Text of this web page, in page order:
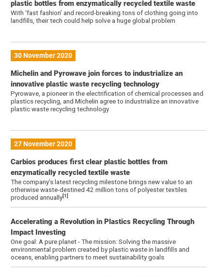
plastic bottles from enzymatically recycled textile waste
With ‘fast fashion’ and record-breaking tons of clothing going into
landfills, their tech could help solve a huge global problem
30 November 2020
Michelin and Pyrowave join forces to industrialize an
innovative plastic waste recycling technology
Pyrowave, a pioneer in the electrification of chemical processes and
plastics recycling, and Michelin agree to industrialize an innovative
plastic waste recycling technology
27 November 2020
Carbios produces first clear plastic bottles from
enzymatically recycled textile waste
The company’s latest recycling milestone brings new value to an
otherwise waste-destined 42 million tons of polyester textiles
produced annually[1]
Accelerating a Revolution in Plastics Recycling Through
Impact Investing
One goal: A pure planet - The mission: Solving the massive
environmental problem created by plastic waste in landfills and
oceans, enabling partners to meet sustainability goals